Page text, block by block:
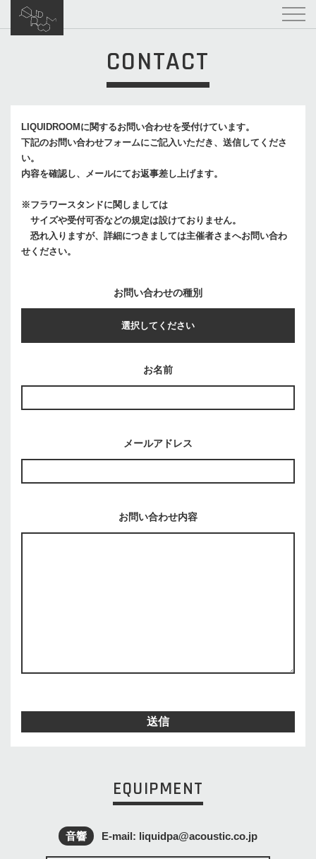
CONTACT
LIQUIDROOMに関するお問い合わせを受付けています。
下記のお問い合わせフォームにご記入いただき、送信してくださ
い。
内容を確認し、メールにてお返事差し上げます。
※フラワースタンドに関しましては
サイズや受付可否などの規定は設けておりません。
恐れ入りますが、詳細につきましては主催者さまへお問い合わ
せください。
お問い合わせの種別
選択してください
い合わせ
その他
お名前
メールアドレス
お問い合わせ内容
送信
EQUIPMENT
音響 E-mail: liquidpa@acoustic.co.jp